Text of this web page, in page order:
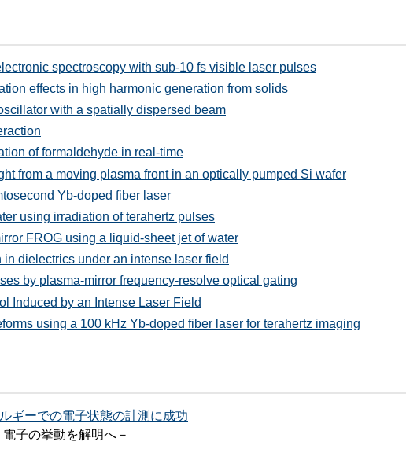
spectroscopy with sub-10 fs visible laser pulses
effects in high harmonic generation from solids
with a spatially dispersed beam
of formaldehyde in real-time
from a moving plasma front in an optically pumped Si wafer
Yb-doped fiber laser
using irradiation of terahertz pulses
FROG using a liquid-sheet jet of water
dielectrics under an intense laser field
by plasma-mirror frequency-resolve optical gating
Induced by an Intense Laser Field
using a 100 kHz Yb-doped fiber laser for terahertz imaging
ギーでの電子状態の計測に成功
子の挙動を解明へ－